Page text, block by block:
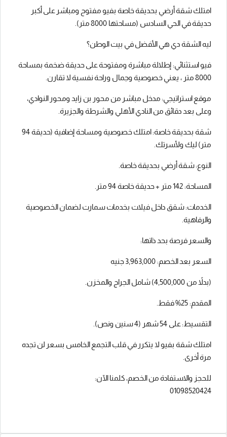
امتلك شقة أرضي بحديقة خاصة بفيو مفتوح ومباشر على أكبر
حديقة في الحي السادس (مساحتها 8000 متر).
ليه الشقة دي هي الأفضل في بيت الوطن؟
فيو استثنائي: إطلالة مباشرة ومفتوحة على حديقة ضخمة بمساحة
8000 متر ، يعني خصوصية وجمال وراحة نفسية لا تقارن.
موقع استراتيجي: مدخل مباشر من محور بن زايد ومحور النوادي،
وعلى بعد دقائق من النادي الأهلي والشرطة والجزيرة.
شقة بحديقة خاصة: امتلك خصوصية ومساحة إضافية (حديقة 94
متر) ليك ولأسرتك.
النوع: شقة أرضي بحديقة خاصة.
المساحة: 142 متر + حديقة خاصة 94 متر.
الخدمات: شقق داخل فيلات بخدمات سمارت لضمان الخصوصية
والرفاهية.
والسعر فرصة بحد ذاتها:
السعر بعد الخصم: 3,963,000 جنيه
(بدلاً من 4,500,000) شامل الجراج والمخزن.
المقدم: 25% فقط.
التقسيط: على 54 شهر (4 سنين ونص).
امتلك شقة بفيو لا يتكرر في قلب التجمع الخامس بسعر لن تجده
مرة أخرى.
للحجز والاستفادة من الخصم، كلمنا الآن:
01098520424